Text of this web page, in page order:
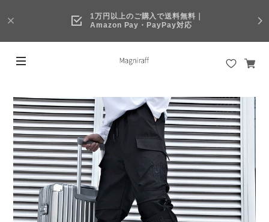
1万円以上のご購入で送料無料｜
Amazon Pay・PayPay対応